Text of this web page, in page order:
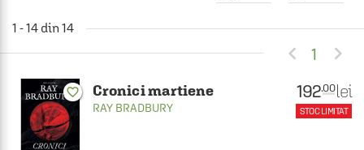
1 - 14 din 14
 1 
favorite_border Cronici martiene
RAY BRADBURY
192.00 lei
STOC LIMITAT